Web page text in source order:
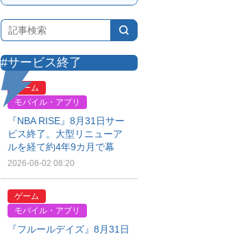
#サービス終了
ゲーム
モバイル・アプリ
『NBA RISE』8月31日サー
ビス終了。大型リニューア
ルを経て約4年9カ月で幕
2026-08-02 08:20
ゲーム
モバイル・アプリ
『フルールデイズ』8月31日